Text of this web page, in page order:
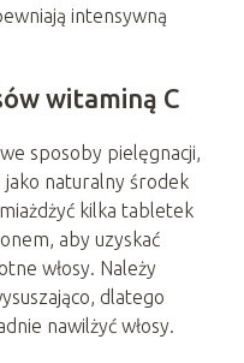
intensywną
witaminą C
sposoby pielęgnacji,
jako naturalny środek
kilka tabletek
aby uzyskać
włosy. Należy
dlatego
nawilżyć włosy.